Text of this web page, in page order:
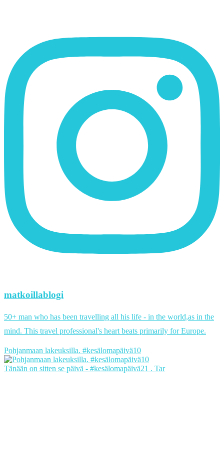
matkoillablogi
50+ man who has been travelling all his life - in the world,as in the
mind. This travel professional's heart beats primarily for Europe.
Pohjanmaan lakeuksilla. #kesälomapäivä10
Tänään on sitten se päivä - #kesälomapäivä21 . Tar